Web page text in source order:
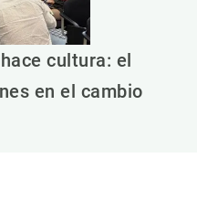
cultura: el
en el cambio